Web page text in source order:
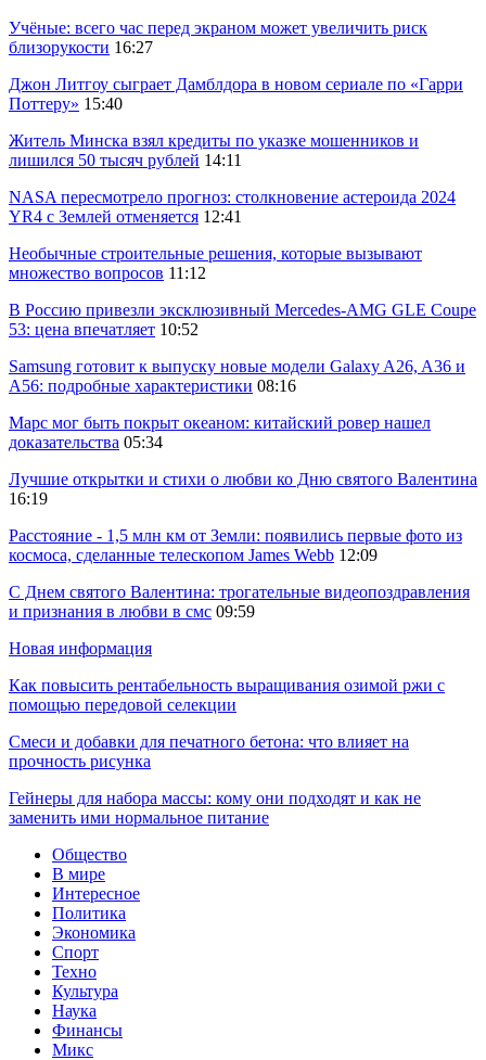
Учёные: всего час перед экраном может увеличить риск
близорукости 16:27
Джон Литгоу сыграет Дамблдора в новом сериале по «Гарри
Поттеру» 15:40
Житель Минска взял кредиты по указке мошенников и
лишился 50 тысяч рублей 14:11
NASA пересмотрело прогноз: столкновение астероида 2024
YR4 с Землей отменяется 12:41
Необычные строительные решения, которые вызывают
множество вопросов 11:12
В Россию привезли эксклюзивный Mercedes-AMG GLE Coupe
53: цена впечатляет 10:52
Samsung готовит к выпуску новые модели Galaxy A26, A36 и
A56: подробные характеристики 08:16
Марс мог быть покрыт океаном: китайский ровер нашел
доказательства 05:34
Лучшие открытки и стихи о любви ко Дню святого Валентина
16:19
Расстояние - 1,5 млн км от Земли: появились первые фото из
космоса, сделанные телескопом James Webb 12:09
С Днем святого Валентина: трогательные видеопоздравления
и признания в любви в смс 09:59
Новая информация
Как повысить рентабельность выращивания озимой ржи с
помощью передовой селекции
Смеси и добавки для печатного бетона: что влияет на
прочность рисунка
Гейнеры для набора массы: кому они подходят и как не
заменить ими нормальное питание
Общество
В мире
Интересное
Политика
Экономика
Спорт
Техно
Культура
Наука
Финансы
Микс